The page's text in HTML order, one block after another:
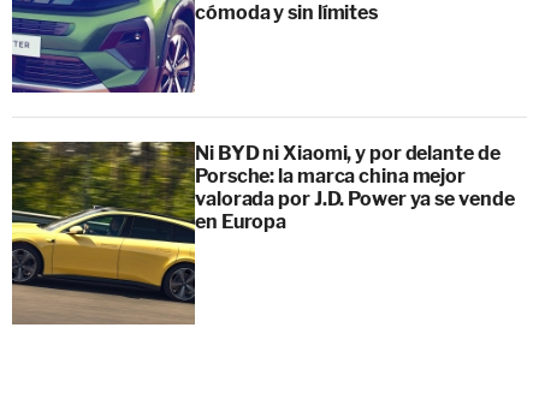
cómoda y sin límites
Ni BYD ni Xiaomi, y por delante de
Porsche: la marca china mejor
valorada por J.D. Power ya se vende
en Europa